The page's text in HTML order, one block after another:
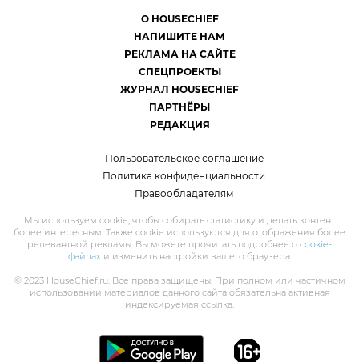
О HOUSECHIEF
НАПИШИТЕ НАМ
РЕКЛАМА НА САЙТЕ
СПЕЦПРОЕКТЫ
ЖУРНАЛ HOUSECHIEF
ПАРТНЁРЫ
РЕДАКЦИЯ
Пользовательское соглашение
Политика конфиденциальности
Правообладателям
Мы используем cookie, чтобы собирать статистику и делать контент
более интересным. Также cookie используются для отображения более
релевантной рекламы. Вы можете прочитать подробнее о cookie-
файлахи изменить настройки вашего браузера.
© 2023 HouseChief.ru. Все права защищены. При полном или частичном
использовании материалов данного сайта обязательна активная
индексируемая ссылка.